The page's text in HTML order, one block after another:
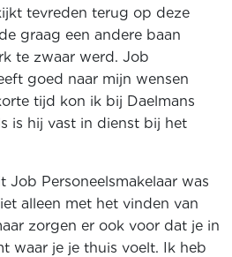
tevreden terug op deze
graag een andere baan
te zwaar werd. Job
goed naar mijn wensen
tijd kon ik bij Daelmans
is hij vast in dienst bij het
Job Personeelsmakelaar was
alleen met het vinden van
zorgen er ook voor dat je in
waar je je thuis voelt. Ik heb